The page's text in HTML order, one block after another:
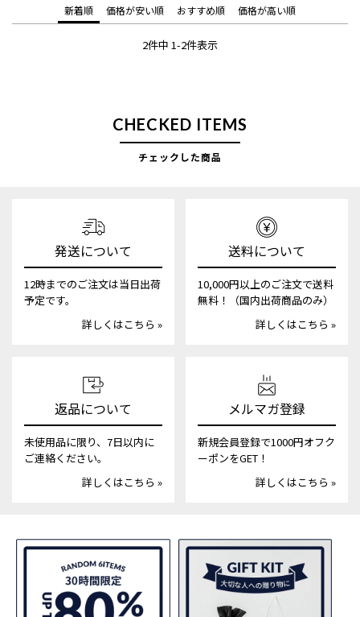
新着順 価格が安い順 おすすめ順 価格が高い順
2件中 1-2件表示
CHECKED ITEMS
チェックした商品
発送について
12時までのご注文は当日出荷
予定です。
詳しくはこちら »
送料について
10,000円以上のご注文で送料
無料！（国内出荷商品のみ）
詳しくはこちら »
返品について
未使用品に限り、7日以内に
ご連絡ください。
詳しくはこちら »
メルマガ登録
新規会員登録で1000円オフク
ーポンをGET！
詳しくはこちら »